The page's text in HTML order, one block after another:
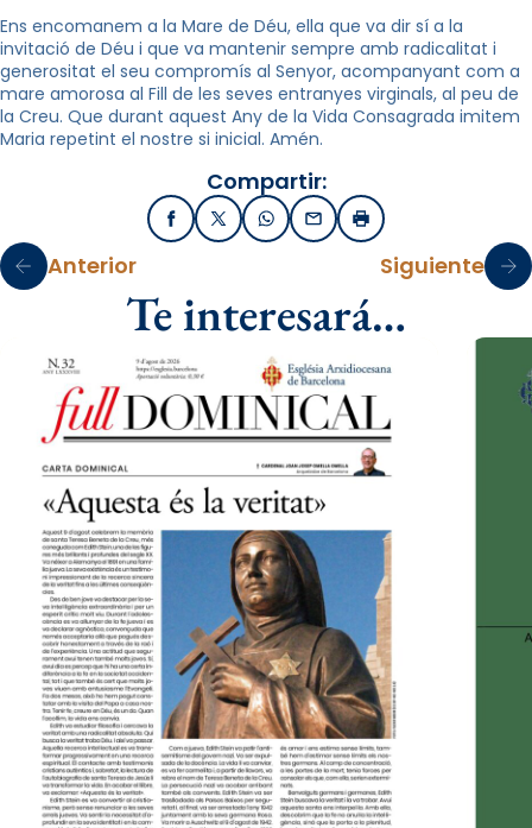
Ens encomanem a la Mare de Déu, ella que va dir sí a la
invitació de Déu i que va mantenir sempre amb radicalitat i
generositat el seu compromís al Senyor, acompanyant com a
mare amorosa al Fill de les seves entranyes virginals, al peu de
la Creu. Que durant aquest Any de la Vida Consagrada imitem
Maria repetint el nostre si inicial. Amén.
Compartir:
FacebookX / TwitterWhatsApp
EmailImprimir
Anterior Siguiente
Te interesará…